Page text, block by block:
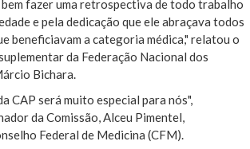
fazer uma retrospectiva de todo trabalho
e pela dedicação que ele abraçava todos
beneficiavam a categoria médica," relatou o
da Federação Nacional dos
Bichara.
CAP será muito especial para nós",
da Comissão, Alceu Pimentel,
Federal de Medicina (CFM).